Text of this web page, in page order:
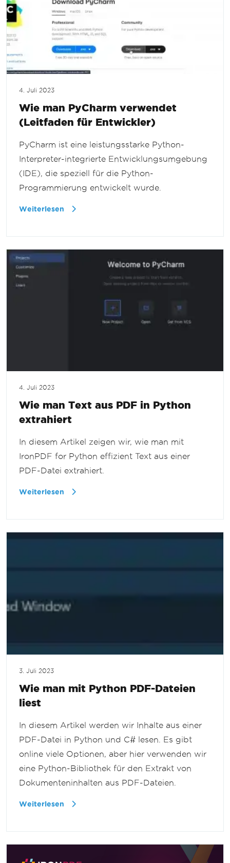
4. Juli 2023
Wie man PyCharm verwendet
(Leitfaden für Entwickler)
PyCharm ist eine leistungsstarke Python-
Interpreter-integrierte Entwicklungsumgebung
(IDE), die speziell für die Python-
Programmierung entwickelt wurde.
Weiterlesen
4. Juli 2023
Wie man Text aus PDF in Python
extrahiert
In diesem Artikel zeigen wir, wie man mit
IronPDF for Python effizient Text aus einer
PDF-Datei extrahiert.
Weiterlesen
3. Juli 2023
Wie man mit Python PDF-Dateien
liest
In diesem Artikel werden wir Inhalte aus einer
PDF-Datei in Python und C# lesen. Es gibt
online viele Optionen, aber hier verwenden wir
eine Python-Bibliothek für den Extrakt von
Dokumenteninhalten aus PDF-Dateien.
Weiterlesen